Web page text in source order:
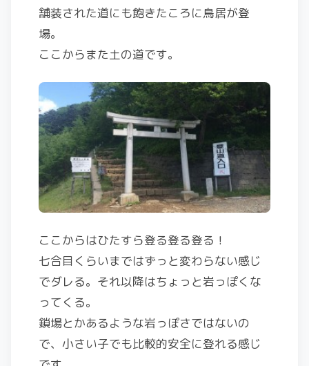
舗装された道にも飽きたころに鳥居が登
場。
ここからまた土の道です。
ここからはひたすら登る登る登る！
七合目くらいまではずっと変わらない感じ
でダレる。それ以降はちょっと岩っぽくな
ってくる。
鎖場とかあるような岩っぽさではないの
で、小さい子でも比較的安全に登れる感じ